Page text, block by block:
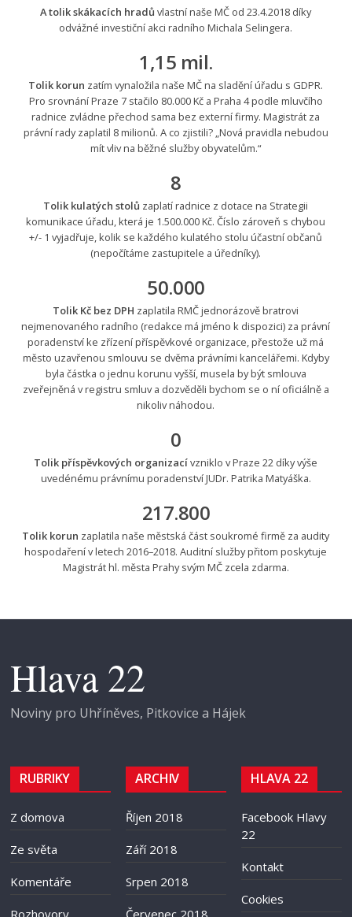
A tolik skákacích hradů vlastní naše MČ od 23.4.2018 díky
odvážné investiční akci radního Michala Selingera.
1,15 mil.
Tolik korun zatím vynaložila naše MČ na sladění úřadu s GDPR.
Pro srovnání Praze 7 stačilo 80.000 Kč a Praha 4 podle mluvčího
radnice zvládne přechod sama bez externí firmy. Magistrát za
právní rady zaplatil 8 milionů. A co zjistili? „Nová pravidla nebudou
mít vliv na běžné služby obyvatelům.“
8
Tolik kulatých stolů zaplatí radnice z dotace na Strategii
komunikace úřadu, která je 1.500.000 Kč. Číslo zároveň s chybou
+/- 1 vyjadřuje, kolik se každého kulatého stolu účastní občanů
(nepočítáme zastupitele a úředníky).
50.000
Tolik Kč bez DPH zaplatila RMČ jednorázově bratrovi
nejmenovaného radního (redakce má jméno k dispozici) za právní
poradenství ke zřízení příspěvkové organizace, přestože už má
město uzavřenou smlouvu se dvěma právními kancelářemi. Kdyby
byla částka o jednu korunu vyšší, musela by být smlouva
zveřejněná v registru smluv a dozvěděli bychom se o ní oficiálně a
nikoliv náhodou.
0
Tolik příspěvkových organizacívzniklo v Praze 22 díky výše
uvedénému právnímu poradenství JUDr. Patrika Matyáška.
217.800
Tolik korun zaplatila naše městská část soukromé firmě za audity
hospodaření v letech 2016–2018. Auditní služby přitom poskytuje
Magistrát hl. města Prahy svým MČ zcela zdarma.
Hlava 22
Noviny pro Uhříněves, Pitkovice a Hájek
RUBRIKY
Z domova
Ze světa
Komentáře
Rozhovory
ARCHIV
Říjen 2018
Září 2018
Srpen 2018
Červenec 2018
HLAVA 22
Facebook Hlavy
22
Kontakt
Cookies